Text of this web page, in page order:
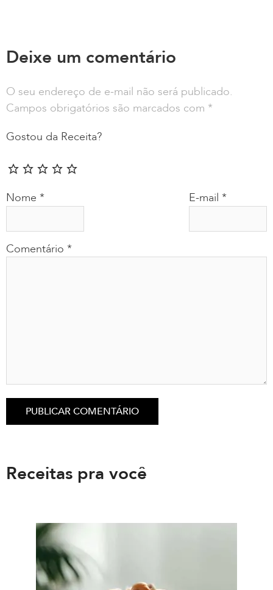
Deixe um comentário
O seu endereço de e-mail não será publicado.
Campos obrigatórios são marcados com *
Gostou da Receita?
Comentário *
Nome * E-mail *
Receitas pra você